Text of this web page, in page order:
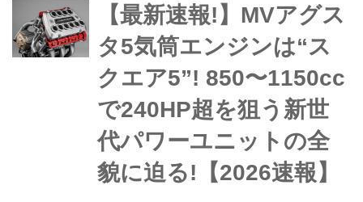
最高出力208HPの暴力的なパワーに、
四輪の空力技術を注入。イタリアの芸
術性とドイツの精密工学が火花を散...
【最新速報!】MVアグス
タ5気筒エンジンは“ス
クエア5”! 850〜1150cc
で240HP超を狙う新世
代パワーユニットの全
貌に迫る!【2026速報】